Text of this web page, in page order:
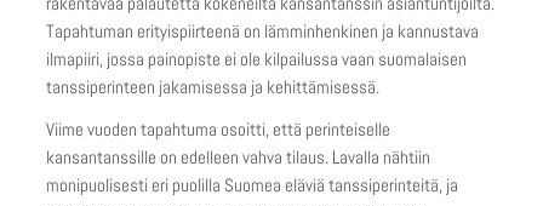
Tapahtuman erityispiirteenä on lämminhenkinen ja kannustava
ilmapiiri, jossa painopiste ei ole kilpailussa vaan suomalaisen
tanssiperinteen jakamisessa ja kehittämisessä.
Viime vuoden tapahtuma osoitti, että perinteiselle
kansantanssille on edelleen vahva tilaus. Lavalla nähtiin
monipuolisesti eri puolilla Suomea eläviä tanssiperinteitä, ja